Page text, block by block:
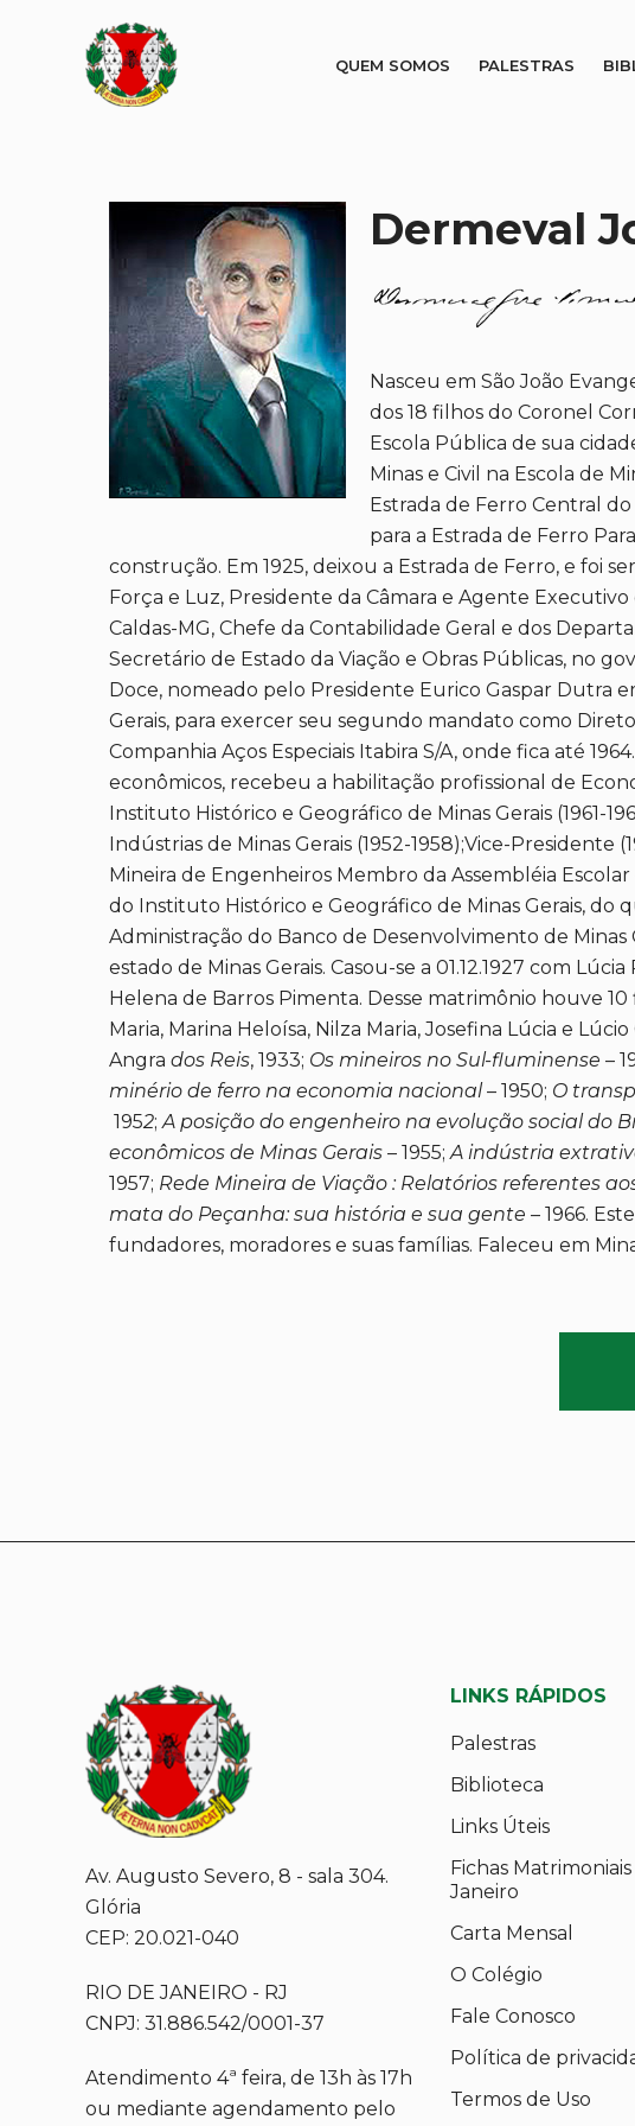
QUEM SOMOS PALESTRAS
Dermeval
Nasceu em São João
dos 18 filhos do Coronel
Escola Pública de sua
Minas e Civil na Escola de
Estrada de Ferro Central do
para a Estrada de Ferro
construção. Em 1925, deixou a Estrada de Ferro, e foi
Força e Luz, Presidente da Câmara e Agente
Caldas-MG, Chefe da Contabilidade Geral e dos
Secretário de Estado da Viação e Obras Públicas, no
Doce, nomeado pelo Presidente Eurico Gaspar Dutra
Gerais, para exercer seu segundo mandato como
Companhia Aços Especiais Itabira S/A, onde fica até
econômicos, recebeu a habilitação profissional de
Instituto Histórico e Geográfico de Minas Gerais (1961-
Indústrias de Minas Gerais (1952-1958);Vice-Presidente
Mineira de Engenheiros Membro da Assembléia
do Instituto Histórico e Geográfico de Minas Gerais, do
Administração do Banco de Desenvolvimento de
estado de Minas Gerais. Casou-se a 01.12.1927 com
Helena de Barros Pimenta. Desse matrimônio houve
Maria, Marina Heloísa, Nilza Maria, Josefina Lúcia e
Angra dos Reis, 1933; Os mineiros no Sul-fluminense –
minério de ferro na economia nacional– 1950; O
1952;A posição do engenheiro na evolução social do
econômicos de Minas Gerais – 1955;A indústria
1957; Rede Mineira de Viação : Relatórios referentes aos
mata do Peçanha: sua história e sua gente – 1966.
fundadores, moradores e suas famílias. Faleceu em
Av. Augusto Severo, 8 - sala 304.
Glória
CEP: 20.021-040
RIO DE JANEIRO - RJ
CNPJ: 31.886.542/0001-37
Atendimento 4ª feira, de 13h às 17h
ou mediante agendamento pelo
LINKS RÁPIDOS
Palestras
Biblioteca
Links Úteis
Fichas
Janeiro
Carta Mensal
O Colégio
Fale Conosco
Política de
Termos de Uso